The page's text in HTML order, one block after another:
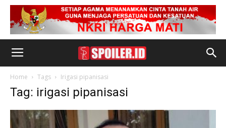
Home Tags Irigasi pipanisasi
Tag: irigasi pipanisasi